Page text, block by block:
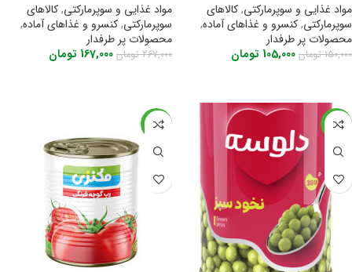
مواد غذایی و سوپرمارکتی,کالاهای
سوپرمارکتی,کنسرو و غذاهای آماده,
محصولات پر طرفدار
150,000 تومان 105,000 تومان
مواد غذایی و سوپرمارکتی,کالاهای
سوپرمارکتی,کنسرو و غذاهای آماده,
محصولات پر طرفدار
267,000 تومان 167,000 تومان
-24%
-22%